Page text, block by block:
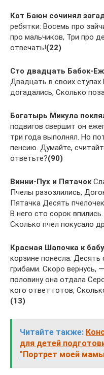
Кот Баюн сочинял
ребятки: Восемь про
про мальчиков, Три про
отвечать!(22)
Сто двадцать Бабок-
Двадцать в своих
догадались, Сколько
Богатырь Микула
подвигов свершит он
три года выполнял. Но
пенсию. Думайте,
ответьте?(90)
Винни-Пух и Пятачок
Пчелы разозлились,
Пятачка Десять
В него сто сорок
Сколько пчел покусало
Красная Шапочка к
корзине понесла:
грибами. Скоро вернусь,
половину она отдала
кого ответ готов,
(13)
Читайте также:
для детей
"Портрет моей